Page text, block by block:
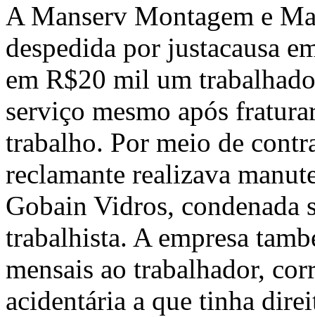
A Manserv Montagem e
despedida por justacausa
em R$20 mil um
serviço mesmo após
trabalho. Por meio de
reclamante realizava
Gobain Vidros, condenada
trabalhista. A empresa
mensais ao trabalhador,
acidentária a que tinha